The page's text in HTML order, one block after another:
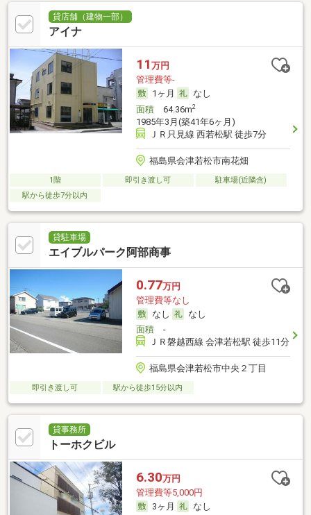
貸店舗（建物一部）
アイナ
11 万円
管理費等-
1ヶ月
なし
面積64.36m2
1985年3月(築41年6ヶ月)
ＪＲ只見線 西若松駅 徒歩7分
福島県会津若松市南花畑
1階 即引き渡し可
駐車場(近隣含)
駅から徒歩7分以内
貸駐車場
エイブルパーク阿部商事
0.77万円
管理費等なし
なし
なし
面積-
ＪＲ磐越西線 会津若松駅 徒歩11分
福島県会津若松市中央２丁目
即引き渡し可 駅から徒歩15分以内
貸事務所
トーホクビル
6.30万円
管理費等5,000円
3ヶ月
なし